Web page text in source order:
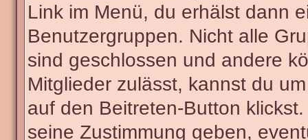
Link im Menü, du erhälst dann
Benutzergruppen. Nicht alle
sind geschlossen und andere
Mitglieder zulässt, kannst du
auf den Beitreten-Button
seine Zustimmung geben,